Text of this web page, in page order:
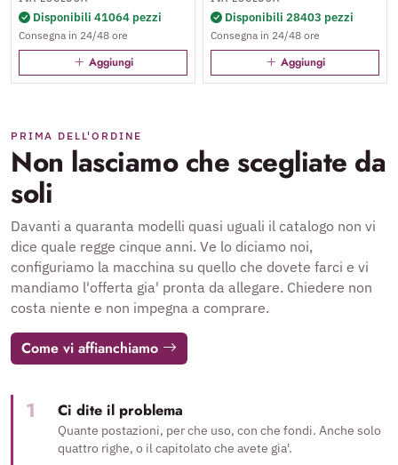
Disponibili 41064 pezzi
Consegna in 24/48 ore
Aggiungi
Disponibili 28403 pezzi
Consegna in 24/48 ore
Aggiungi
PRIMA DELL'ORDINE
Non lasciamo che scegliate da
soli
Davanti a quaranta modelli quasi uguali il catalogo non vi
dice quale regge cinque anni. Ve lo diciamo noi,
configuriamo la macchina su quello che dovete farci e vi
mandiamo l'offerta gia' pronta da allegare. Chiedere non
costa niente e non impegna a comprare.
Come vi affianchiamo
Ci dite il problema
Quante postazioni, per che uso, con che fondi. Anche solo
quattro righe, o il capitolato che avete gia'.